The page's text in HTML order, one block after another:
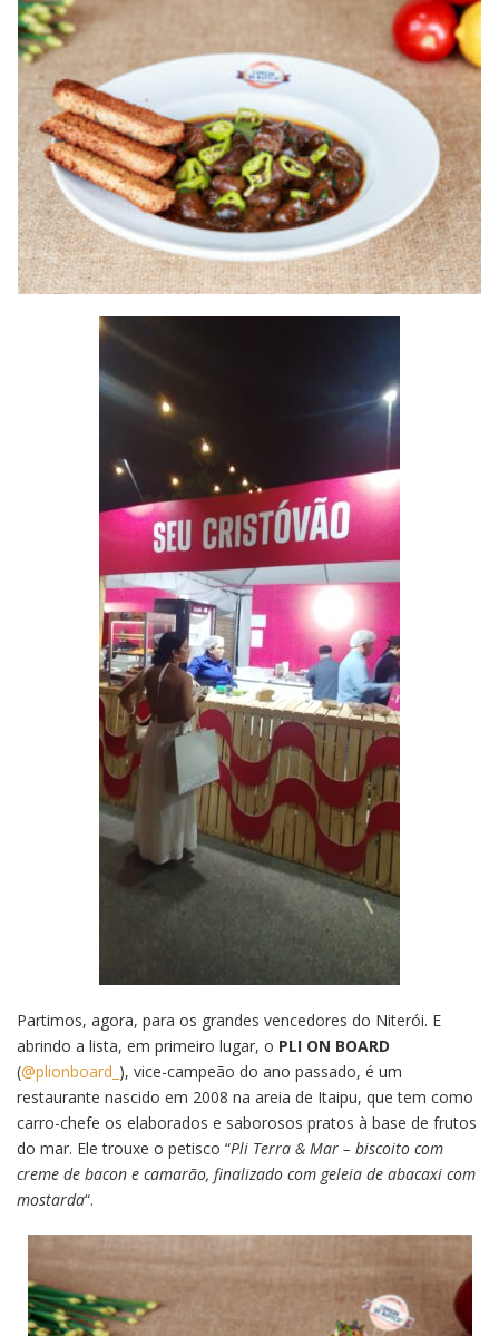
Partimos, agora, para os grandes vencedores do Niterói. E
abrindo a lista, em primeiro lugar, o PLI ON BOARD
(@plionboard_ ), vice-campeão do ano passado, é um
restaurante nascido em 2008 na areia de Itaipu, que tem como
carro-chefe os elaborados e saborosos pratos à base de frutos
do mar. Ele trouxe o petisco “Pli Terra & Mar – biscoito com
creme de bacon e camarão, finalizado com geleia de abacaxi com
mostarda“.